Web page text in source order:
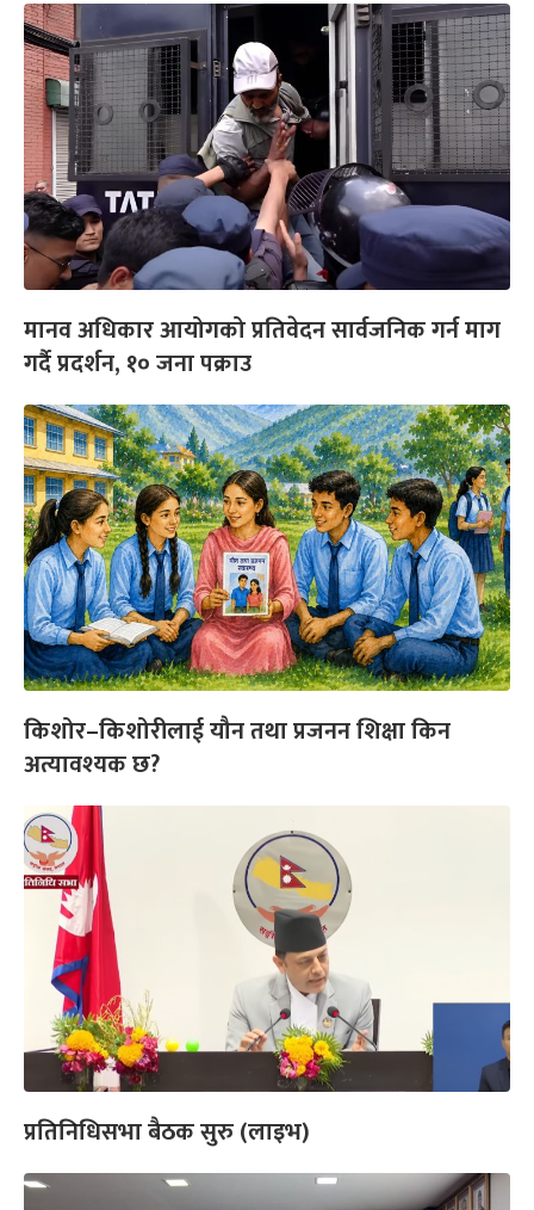
मानव अधिकार आयोगको प्रतिवेदन सार्वजनिक गर्न माग
गर्दै प्रदर्शन, १० जना पक्राउ
किशोर–किशोरीलाई यौन तथा प्रजनन शिक्षा किन
अत्यावश्यक छ?
प्रतिनिधिसभा बैठक सुरु (लाइभ)